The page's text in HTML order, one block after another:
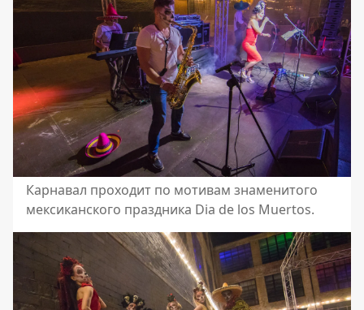
Карнавал проходит по мотивам знаменитого
мексиканского праздника Dia de los Muertos.